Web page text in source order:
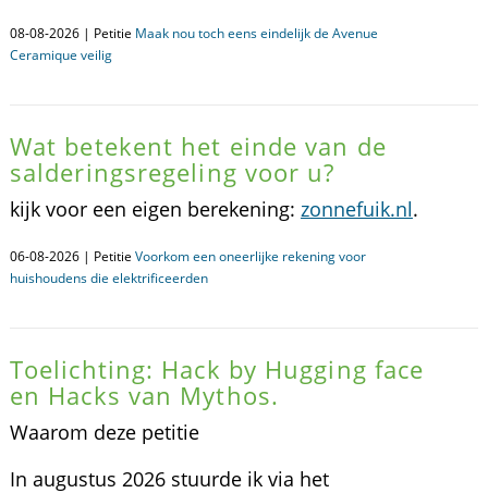
08-08-2026 | Petitie Maak nou toch eens eindelijk de Avenue
Ceramique veilig
Wat betekent het einde van de
salderingsregeling voor u?
kijk voor een eigen berekening: zonnefuik.nl.
06-08-2026 | Petitie Voorkom een oneerlijke rekening voor
huishoudens die elektrificeerden
Toelichting: Hack by Hugging face
en Hacks van Mythos.
Waarom deze petitie
In augustus 2026 stuurde ik via het